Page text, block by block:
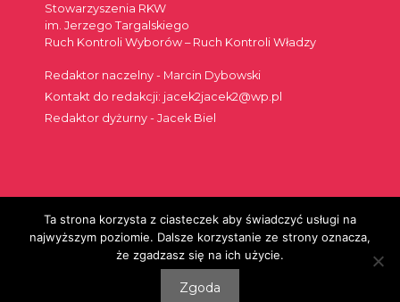
Stowarzyszenia RKW
im. Jerzego Targalskiego
Ruch Kontroli Wyborów – Ruch Kontroli Władzy
Redaktor naczelny - Marcin Dybowski
Kontakt do redakcji: jacek2jacek2@wp.pl
Redaktor dyżurny - Jacek Biel
Szukaj:
© 2026
Ta strona korzysta z ciasteczek aby świadczyć usługi na
najwyższym poziomie. Dalsze korzystanie ze strony oznacza,
że zgadzasz się na ich użycie.
Zgoda